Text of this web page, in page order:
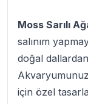
Moss Sarılı
salınım
doğal
için özel